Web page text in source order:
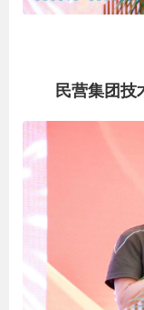
民营集团技